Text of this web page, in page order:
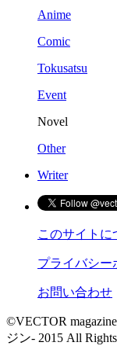
Anime
Comic
Tokusatsu
Event
Novel
Other
Writer
このサイトに
プライバシー
お問い合わせ
©VECTOR
ジン- 2015 All Rights